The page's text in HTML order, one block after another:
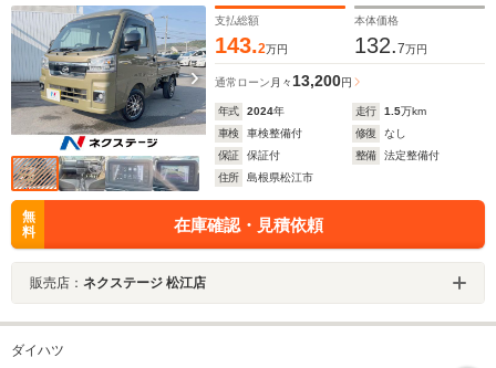
支払総額
143.2万円
本体価格
132.7万円
通常ローン 月々13,200円
年式 2024年 走行 1.5万km
車検
車検整備付 修復
なし
保証
保証付 整備
法定整備付
住所
島根県松江市
無
料
在庫確認・見積依頼
販売店： ネクステージ 松江店
ダイハツ